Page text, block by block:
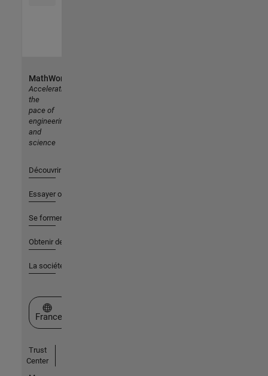
MathWorks
Accelerating
the
pace of
engineering
and
science
Découvrir les produits
Essayer ou acheter
Se former
Obtenir de l'aide
La société
Sélectionner un site web
France
Trust
Center